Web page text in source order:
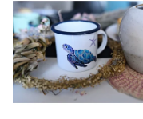
d
u
k
t
ů
ý
p
s
p